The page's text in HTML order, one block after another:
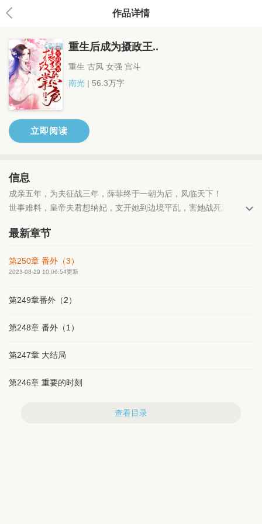
作品详情
重生后成为摄政王..
重生 古风 女强 宫斗
南光 | 56.3万字
立即阅读
信息
成亲五年，为夫征战三年，薛菲终于一朝为后，凤临天下！
世事难料，皇帝夫君想纳妃，支开她到边境平乱，害她战死沙场！
活。
她不禁摇头感叹：生活如此美好，我却如此虚度，不好不好！
逍遥日子过的太潇洒了，渣男皇帝转头就过来添堵，跪求认错。
某王爷得意睥睨着某皇帝：“本王的王妃本王宠，她要做皇后，我就
最新章节
第250章 番外（3）
2023-08-29 10:06:54更新
第249章番外（2）
第248章 番外（1）
第247章 大结局
第246章 重要的时刻
查看目录